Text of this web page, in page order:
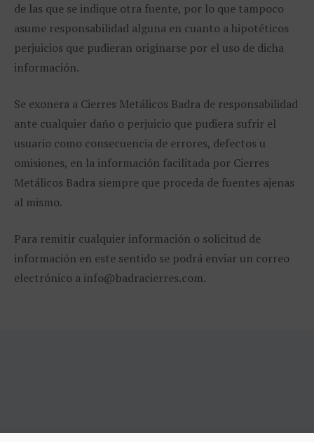
de las que se indique otra fuente, por lo que tampoco
asume responsabilidad alguna en cuanto a hipotéticos
perjuicios que pudieran originarse por el uso de dicha
información.
Se exonera a Cierres Metálicos Badra de responsabilidad
ante cualquier daño o perjuicio que pudiera sufrir el
usuario como consecuencia de errores, defectos u
omisiones, en la información facilitada por Cierres
Metálicos Badra siempre que proceda de fuentes ajenas
al mismo.
Para remitir cualquier información o solicitud de
información en este sentido se podrá enviar un correo
electrónico a info@badracierres.com.